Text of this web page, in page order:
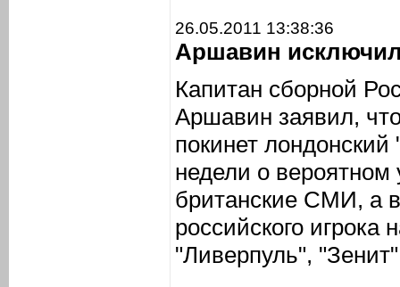
26.05.2011 13:38:36
Аршавин
Капитан сборной
Аршавин заявил,
покинет
недели о
британские СМИ, а
российского
"Ливерпуль",